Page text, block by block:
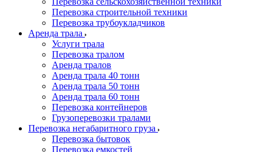
Перевозка строительной техники
Перевозка трубоукладчиков
Аренда трала
Услуги трала
Перевозка тралом
Аренда тралов
Аренда трала 40 тонн
Аренда трала 50 тонн
Аренда трала 60 тонн
Перевозка контейнеров
Грузоперевозки тралами
Перевозка негабаритного груза
Перевозка бытовок
Перевозка емкостей